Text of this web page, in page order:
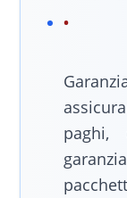
paghi,